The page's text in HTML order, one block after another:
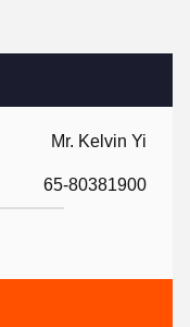
Mr. Kelvin Yi
65-80381900